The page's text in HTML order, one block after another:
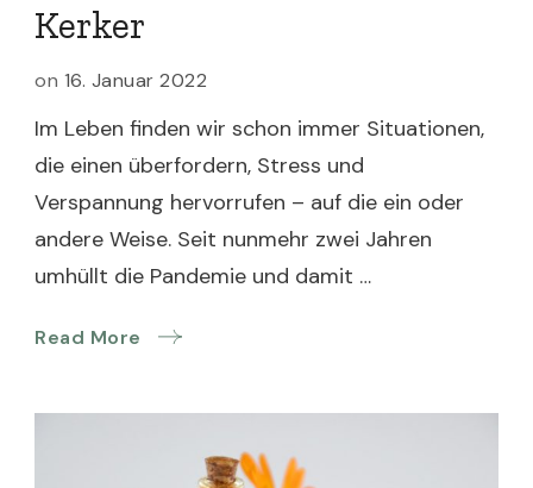
Kerker
on 16. Januar 2022
Im Leben finden wir schon immer Situationen,
die einen überfordern, Stress und
Verspannung hervorrufen – auf die ein oder
andere Weise. Seit nunmehr zwei Jahren
umhüllt die Pandemie und damit …
Read More